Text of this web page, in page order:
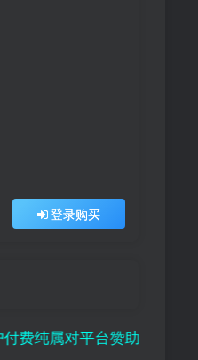
登录购买
台赞助行为，且虚拟资